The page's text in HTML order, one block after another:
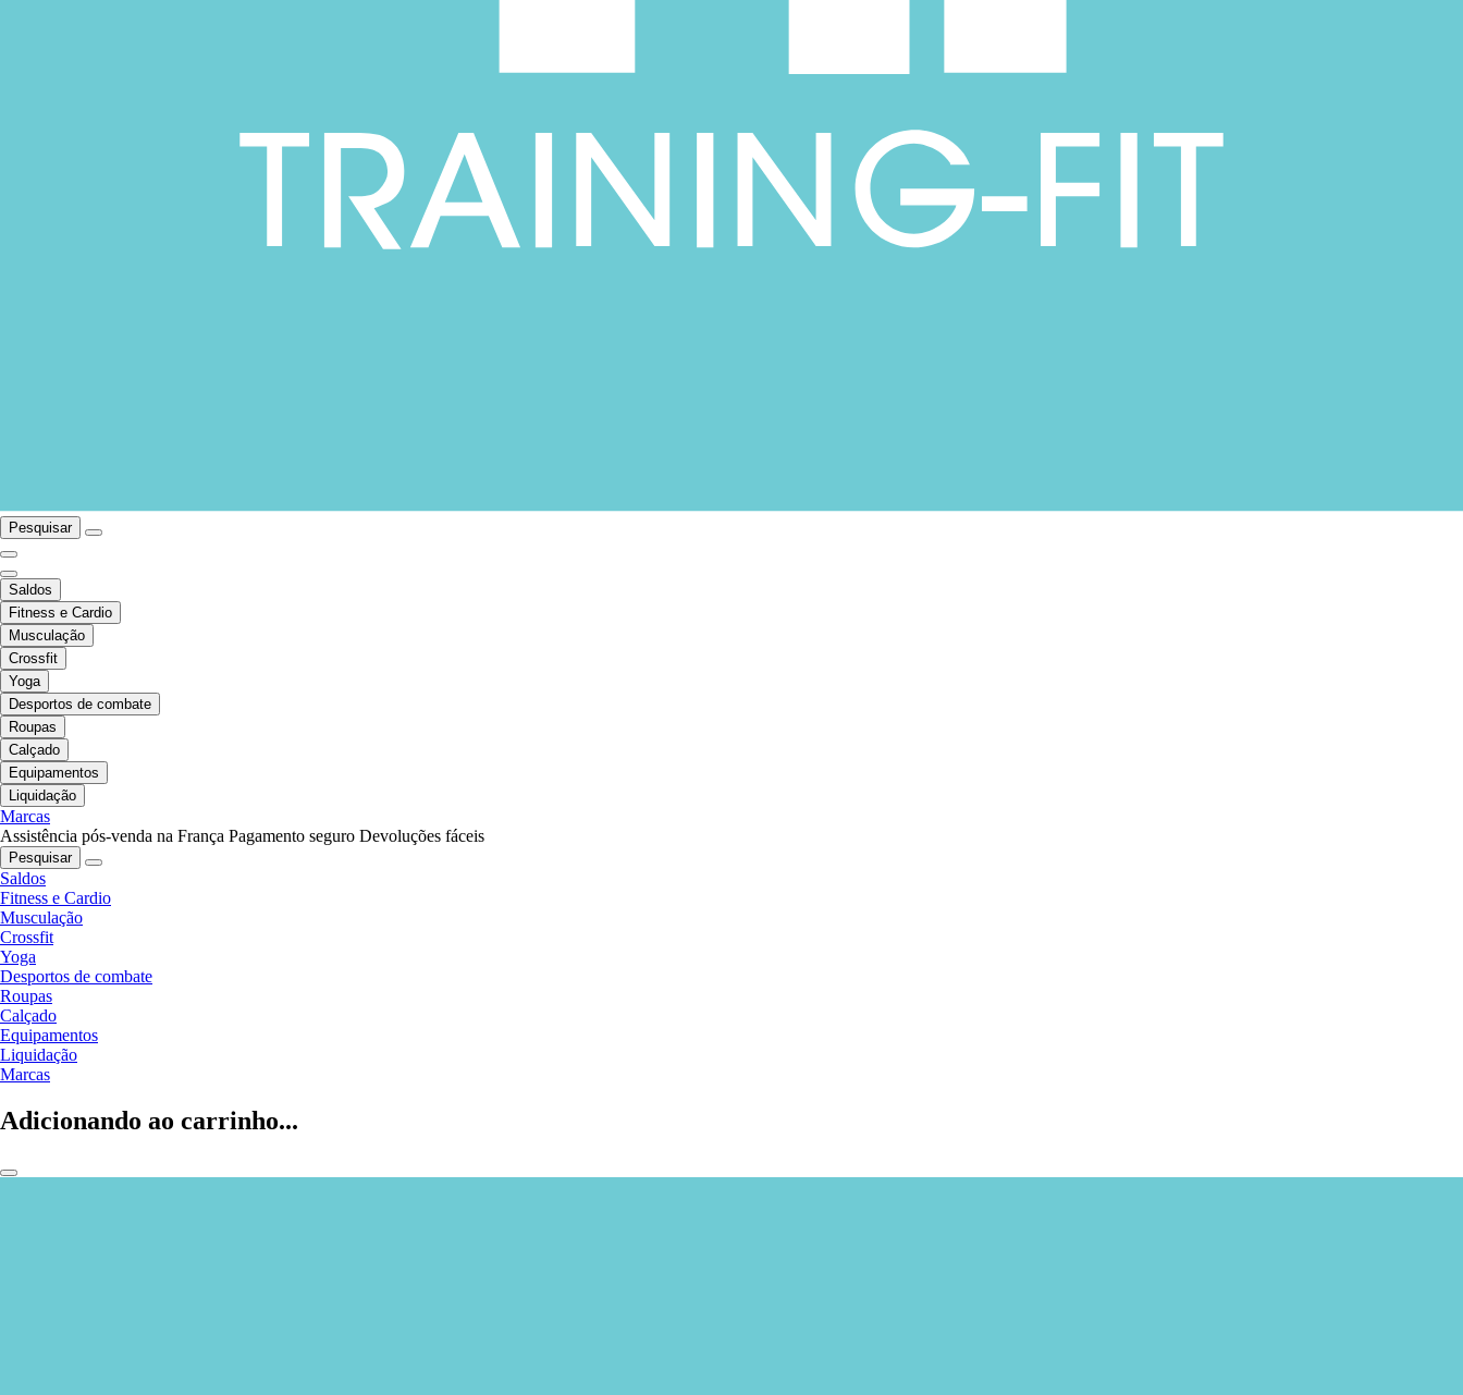
Pesquisar
Saldos
Fitness e Cardio
Musculação
Crossfit
Yoga
Desportos de combate
Roupas
Calçado
Equipamentos
Liquidação
Marcas
Assistência pós-venda na França Pagamento seguro Devoluções fáceis
Pesquisar
Saldos
Fitness e Cardio
Musculação
Crossfit
Yoga
Desportos de combate
Roupas
Calçado
Equipamentos
Liquidação
Marcas
Adicionando ao carrinho...